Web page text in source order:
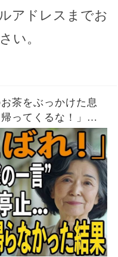
アドレスまでお
い。
茶をぶっかけた息
ってくるな！」→
送りを停止し、永